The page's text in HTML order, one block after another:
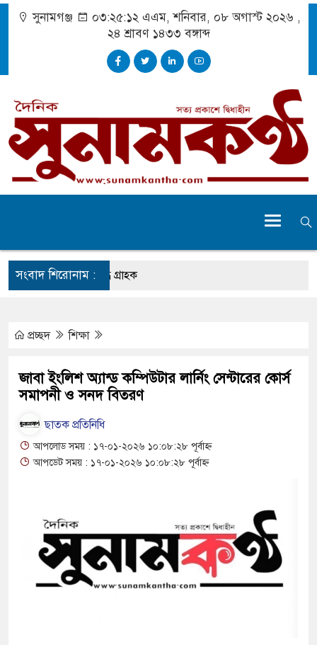
সুনামগঞ্জ ০৩:২৫:১৩ এএম, শনিবার, ০৮ অগাস্ট ২০২৬ ,
২৪ শ্রাবণ ১৪৩৩ বঙ্গাব্দ
সংবাদ শিরোনাম :
ঘণ্টা লোডশেডিং, ক্ষুব্ধ গ্রাহক
যেন ময়লার ভাগাড়
অব্যাহত : অস্তিত্ব সংকটে বাউসা-কেশবপুর গ্রাম
ঝুঁকি নিয়ে চলাচল
সম্মেলন রফিকুল ইসলামের প্রতিপক্ষের সব অভিযোগ
প্রচ্ছদ শিক্ষা
জাবা ইংলিশ অ্যান্ড কম্পিউটার লার্নিং সেন্টারের কোর্স
সমাপনী ও সনদ বিতরণ
ছাতক প্রতিনিধি
আপলোড সময় : ১৭-০১-২০২৬ ১০:০৮:২৮ পূর্বাহ্ন
আপডেট সময় : ১৭-০১-২০২৬ ১০:০৮:২৮ পূর্বাহ্ন